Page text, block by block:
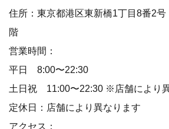
住所：東京都港区東新橋1丁目8番2
階
営業時間：
平日 8:00〜22:30
土日祝 11:00〜22:30 ※店舗により
定休日：店舗により異なります
アクセス：